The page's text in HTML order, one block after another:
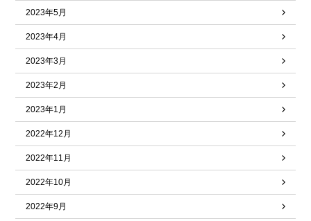
2023年5月
2023年4月
2023年3月
2023年2月
2023年1月
2022年12月
2022年11月
2022年10月
2022年9月